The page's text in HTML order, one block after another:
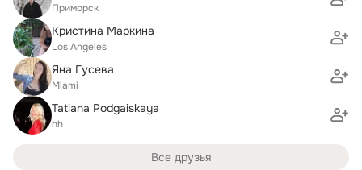
Приморск
Кристина Маркина
Los Angeles
Яна Гусева
Miami
Tatiana Podgaiskaya
hh
Все друзья